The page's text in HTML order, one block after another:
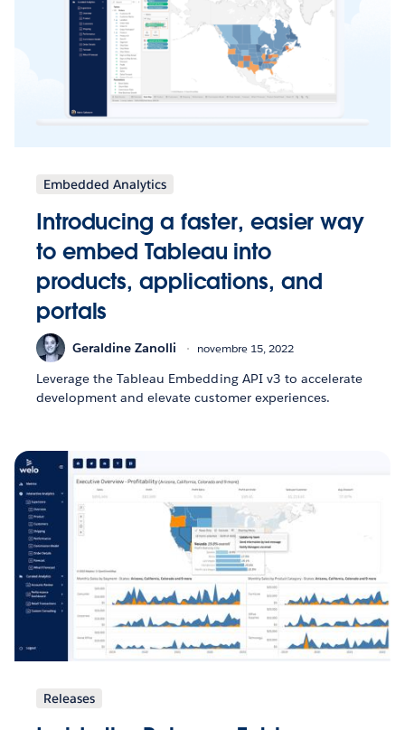
Embedded Analytics
Introducing a faster, easier way
to embed Tableau into
products, applications, and
portals
Geraldine Zanolli novembre 15, 2022
Leverage the Tableau Embedding API v3 to accelerate
development and elevate customer experiences.
Releases